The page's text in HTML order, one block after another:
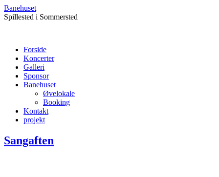
Banehuset
Spillested i Sommersted
Forside
Koncerter
Galleri
Sponsor
Banehuset
Øvelokale
Booking
Kontakt
projekt
Sangaften